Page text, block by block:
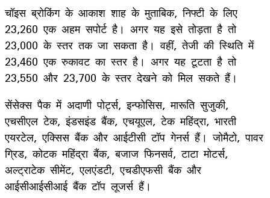
चॉइस ब्रोकिंग के आकाश शाह के मुताबिक, निफ्टी के लिए
23,260 एक अहम सपोर्ट है। अगर यह इसे तोड़ता है तो
23,000 के स्तर तक जा सकता है। वहीं, तेजी की स्थिति में
23,460 एक रुकावट का स्तर है। अगर यह टूटता है तो
23,550 और 23,700 के स्तर देखने को मिल सकते हैं।
सेंसेक्स पैक में अदाणी पोर्ट्स, इन्फोसिस, मारूति सुजुकी,
एचसीएल टेक, इंडसइंड बैंक, एचयूएल, टेक महिंद्रा, भारती
एयरटेल, एक्सिस बैंक और आईटीसी टॉप गेनर्स हैं। जोमैटो, पावर
ग्रिड, कोटक महिंद्रा बैंक, बजाज फिनसर्व, टाटा मोटर्स,
अल्ट्राटेक सीमेंट, एलएंडटी, एचडीएफसी बैंक और
आईसीआईसीआई बैंक टॉप लूजर्स हैं।